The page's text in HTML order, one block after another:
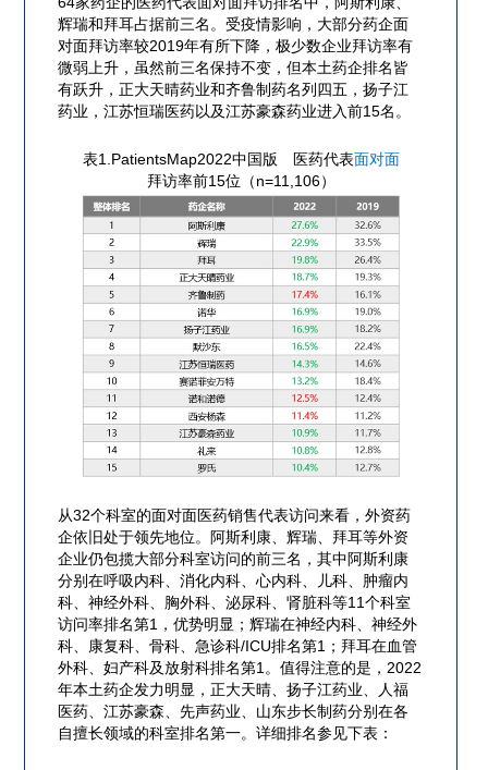
辉瑞和拜耳占据前三名。受疫情影响，大部分药企面
对面拜访率较2019年有所下降，极少数企业拜访率有
微弱上升，虽然前三名保持不变，但本土药企排名皆
有跃升，正大天晴药业和齐鲁制药名列四五，扬子江
药业，江苏恒瑞医药以及江苏豪森药业进入前15名。
表1.PatientsMap2022中国版 医药代表面对面
拜访率前15位（n=11,106）
从32个科室的面对面医药销售代表访问来看，外资药
企依旧处于领先地位。阿斯利康、辉瑞、拜耳等外资
企业仍包揽大部分科室访问的前三名，其中阿斯利康
分别在呼吸内科、消化内科、心内科、儿科、肿瘤内
科、神经外科、胸外科、泌尿科、肾脏科等11个科室
访问率排名第1，优势明显；辉瑞在神经内科、神经外
科、康复科、骨科、急诊科/ICU排名第1；拜耳在血管
外科、妇产科及放射科排名第1。值得注意的是，2022
年本土药企发力明显，正大天晴、扬子江药业、人福
医药、江苏豪森、先声药业、山东步长制药分别在各
自擅长领域的科室排名第一。详细排名参见下表：